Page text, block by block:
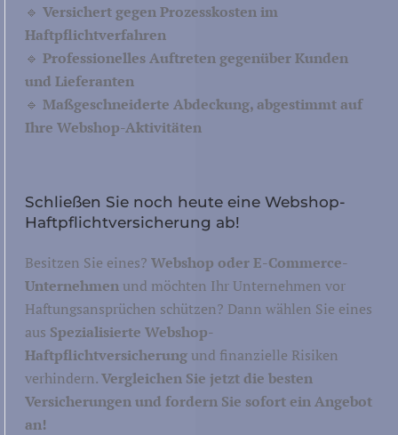
🔹 Versichert gegen Prozesskosten im
Haftpflichtverfahren
🔹 Professionelles Auftreten gegenüber Kunden
und Lieferanten
🔹 Maßgeschneiderte Abdeckung, abgestimmt auf
Ihre Webshop-Aktivitäten
Schließen Sie noch heute eine Webshop-
Haftpflichtversicherung ab!
Besitzen Sie eines? Webshop oder E-Commerce-
Unternehmen und möchten Ihr Unternehmen vor
Haftungsansprüchen schützen? Dann wählen Sie eines
aus Spezialisierte Webshop-
Haftpflichtversicherung und finanzielle Risiken
verhindern.Vergleichen Sie jetzt die besten
Versicherungen und fordern Sie sofort ein Angebot
an!